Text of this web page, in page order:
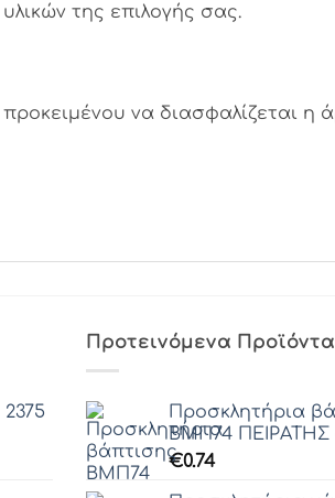
της επιλογής σας.
να διασφαλίζεται η
Προτεινόμενα Προϊόντα
Προσκλητήρια
ΒΜΠ74 ΠΕΙΡΑΤΗΣ
€0.74